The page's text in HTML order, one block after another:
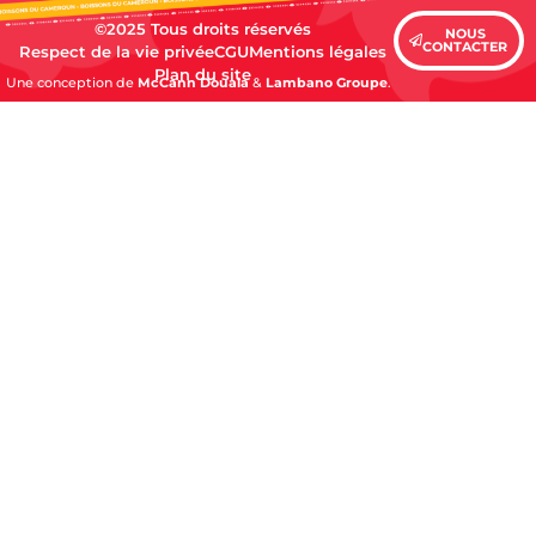
©2025 Tous droits réservés
Respect de la vie privéeCGUMentions légales
Plan du site
NOUS
CONTACTER
Une conception de McCann Douala& Lambano Groupe.